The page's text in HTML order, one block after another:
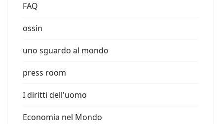
FAQ
ossin
uno sguardo al mondo
press room
I diritti dell'uomo
Economia nel Mondo